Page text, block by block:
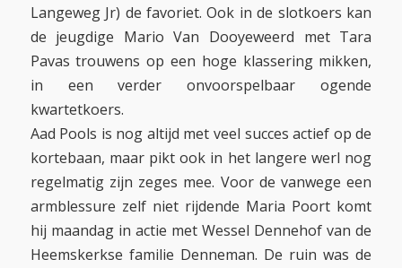
Langeweg Jr) de favoriet. Ook in de slotkoers kan
de jeugdige Mario Van Dooyeweerd met Tara
Pavas trouwens op een hoge klassering mikken,
in een verder onvoorspelbaar ogende
kwartetkoers.
Aad Pools is nog altijd met veel succes actief op de
kortebaan, maar pikt ook in het langere werl nog
regelmatig zijn zeges mee. Voor de vanwege een
armblessure zelf niet rijdende Maria Poort komt
hij maandag in actie met Wessel Dennehof van de
Heemskerkse familie Denneman. De ruin was de